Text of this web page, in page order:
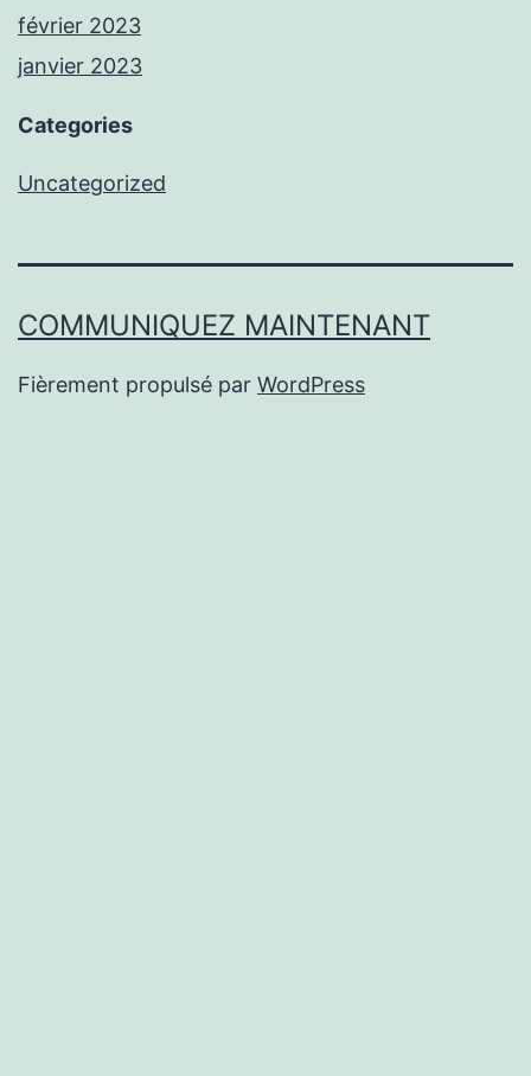
février 2023
janvier 2023
Categories
Uncategorized
COMMUNIQUEZ MAINTENANT
Fièrement propulsé par WordPress